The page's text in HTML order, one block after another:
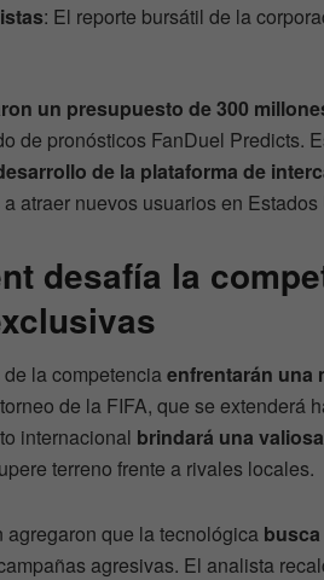
: El reporte bursátil de la
un presupuesto de 300
de pronósticos FanDuel Predicts.
de la plataforma de
atraer nuevos usuarios en Estados
desafía la
la competenciaenfrentarán una
de la FIFA, que se extenderá
internacional brindará una
terreno frente a rivales locales.
que la tecnológica
agresivas. El analista